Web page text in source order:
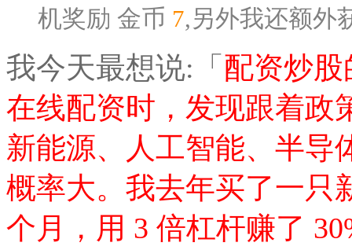
机奖励 金币 7,另外我还额外
我今天最想说:「 配资炒
在线配资时，发现跟着政
新能源、人工智能、半导
概率大。我去年买了一只
个月，用 3 倍杠杆赚了